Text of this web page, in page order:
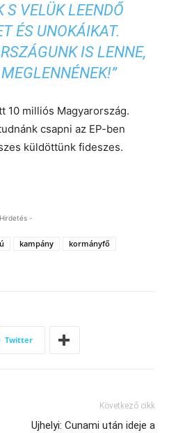
S VELÜK LEENDŐ
ÉS UNOKÁIKAT.
IS LENNE,
10 milliós Magyarország.
csapni az EP-ben
küldöttünk fideszes.
-
kampány
kormányfő
Twitter
Következő cikk
Ujhelyi: Cunami után ideje a